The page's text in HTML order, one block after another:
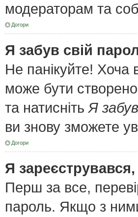
модераторам та
Догори
Я забув свій
Не панікуйте!
може бути
та натисніть Я
ви знову зможете
Догори
Я
Перш за все,
пароль. Якщо з